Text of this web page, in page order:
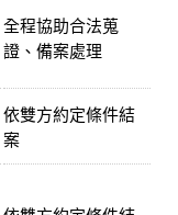
全程協助合法蒐
證、備案處理
依雙方約定條件結
案